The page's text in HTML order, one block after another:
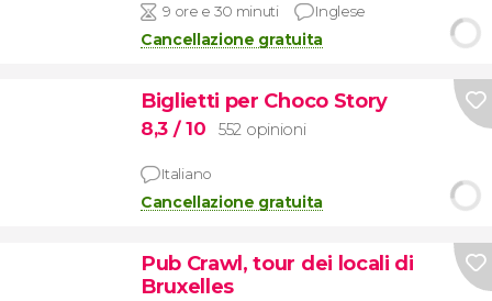
9 ore e 30 minuti Inglese
Cancellazione gratuita
Biglietti per Choco Story
8,3 / 10 552 opinioni
Italiano
Cancellazione gratuita
Pub Crawl, tour dei locali di
Bruxelles